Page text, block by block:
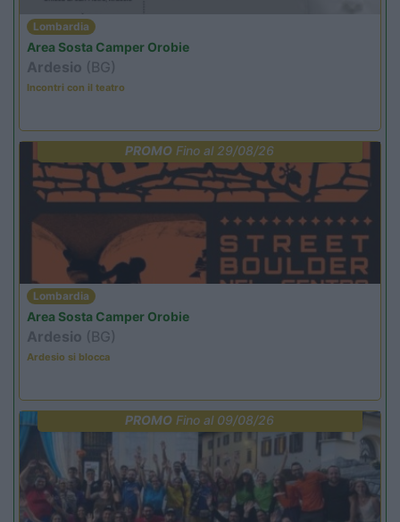
Lombardia
Area Sosta Camper Orobie
Ardesio (BG)
Incontri con il teatro
PROMO Fino al 29/08/26
Lombardia
Area Sosta Camper Orobie
Ardesio (BG)
Ardesio si blocca
PROMO Fino al 09/08/26